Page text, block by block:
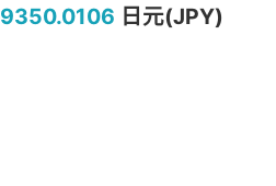
9350.0106 日元(JPY)